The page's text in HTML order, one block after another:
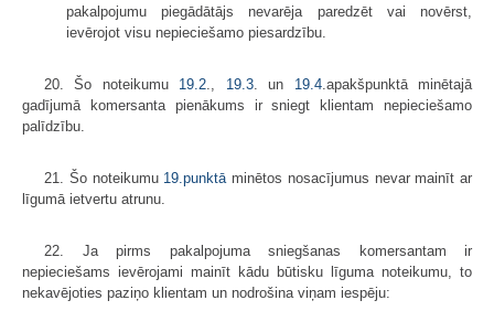
pakalpojumu piegādātājs nevarēja paredzēt vai novērst,
ievērojot visu nepieciešamo piesardzību.
20. Šo noteikumu 19.2 19.3. un 19.4.apakš­punktā minētajā
gadījumā komersanta pienākums ir sniegt klientam nepieciešamo
palīdzību.
21. Šo noteikumu 19.punktā minētos nosacījumus nevar mainīt ar
līgumā ietvertu atrunu.
22. Ja pirms pakalpojuma sniegšanas komersantam ir
nepieciešams ievērojami mainīt kādu būtisku līguma noteikumu, to
nekavējoties paziņo klientam un nodrošina viņam iespēju: